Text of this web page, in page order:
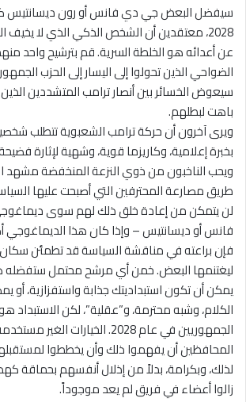
سيفضل البعض جي دي فانس أو رون ديسانتيس
2028، معتقدين أن الشخص الذكي الذي لا يخيف
عن أعدائه هو الخلطة السرية. قم بترشيح واحد
الضواحي الذين تحولوا إلى اليسار إلى الحزب
سيعوض الخسائر بين أنصار ترامب المتشددين الذين
باهت لبطلهم.
ويرى آخرون أن حركة ترامب الشعبوية تتطلب
بخبرة إعلامية، وكاريزما قوية، وشهية لإثارة
ويحب الناخبون من ذوي النزعة المنخفضة مشهد
طريق مصارعة المحترفين التي أصبحت عليها
لن يتمكن من إعادة خلق ذلك لهم سوى
فانس أو ديسانتيس – وإذا كان هذا الديماغوجي
فإن براعته في مناقشة السياسة قد تطمئن
ليغتنمها البعض. خمن أي مرشح محتمل ستفضله
يمكن أن تكون استبداديتك جذابة واستفزازية، أو
الكلام، وشبه محترمة، و”عقلية”، لكن
الجمهوريين في عام 2028. الخيارات
المحافظين أن يفهموا ذلك وأن يخططوا
لذلك، وبكرامة، بدلاً من إذلال أنفسهم بحماقة
زالوا أعضاء في فريق لم يعد موجوداً.